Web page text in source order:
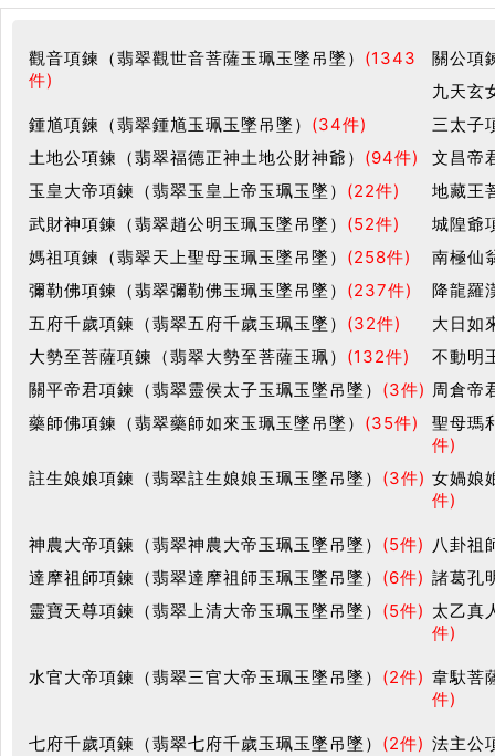
觀音項鍊（翡翠觀世音菩薩玉珮玉墜吊墜） (1343
件)
關公項
九天玄
鍾馗項鍊（翡翠鍾馗玉珮玉墜吊墜） (34件)
三太子
土地公項鍊（翡翠福德正神土地公財神爺） (94件)
文昌帝
玉皇大帝項鍊（翡翠玉皇上帝玉珮玉墜） (22件)
地藏王
武財神項鍊（翡翠趙公明玉珮玉墜吊墜） (52件)
城隍爺
媽祖項鍊（翡翠天上聖母玉珮玉墜吊墜） (258件)
南極仙
彌勒佛項鍊（翡翠彌勒佛玉珮玉墜吊墜） (237件)
降龍羅
五府千歲項鍊（翡翠五府千歲玉珮玉墜） (32件)
大日如
大勢至菩薩項鍊（翡翠大勢至菩薩玉珮） (132件)
不動明
關平帝君項鍊（翡翠靈侯太子玉珮玉墜吊墜） (3件) 周倉帝
藥師佛項鍊（翡翠藥師如來玉珮玉墜吊墜） (35件)
聖母瑪
件)
註生娘娘項鍊（翡翠註生娘娘玉珮玉墜吊墜） (3件) 女媧娘
件)
神農大帝項鍊（翡翠神農大帝玉珮玉墜吊墜） (5件) 八卦祖
達摩祖師項鍊（翡翠達摩祖師玉珮玉墜吊墜） (6件) 諸葛孔
靈寶天尊項鍊（翡翠上清大帝玉珮玉墜吊墜） (5件) 太乙真
件)
水官大帝項鍊（翡翠三官大帝玉珮玉墜吊墜） (2件) 韋馱菩
件)
七府千歲項鍊（翡翠七府千歲玉珮玉墜吊墜） (2件) 法主公